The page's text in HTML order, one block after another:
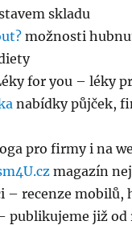
skladu
možnosti
for you – léky
nabídky půjček,
pro firmy i na
magazín
– recenze mobilů,
publikujeme již od